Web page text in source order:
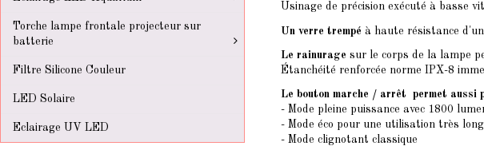
Usinage de précision exécuté à basse
Un verre trempé à haute résistance
Le rainurage sur le corps de la lampe
Étanchéité renforcée norme IPX-8
Le bouton marche / arrêt permet aussi
- Mode pleine puissance avec 1800
- Mode éco pour une utilisation très
- Mode clignotant classique
Torche lampe frontale projecteur sur
batterie
Filtre Silicone Couleur
LED Solaire
Eclairage UV LED